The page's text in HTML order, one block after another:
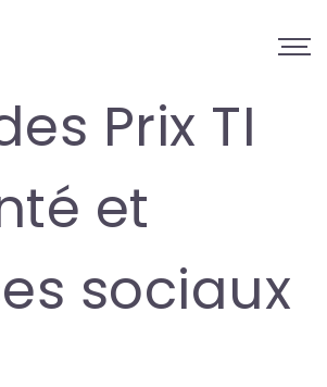
Prix TI
et
sociaux